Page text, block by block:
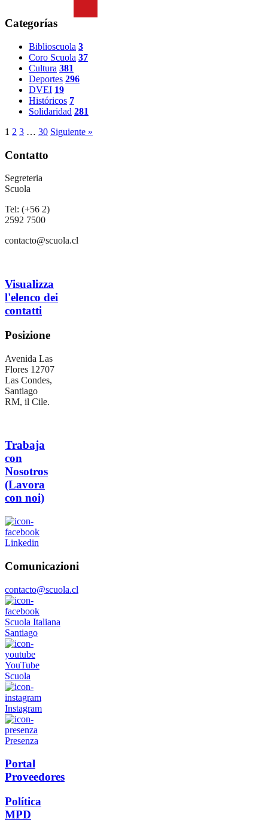
Categorías
Biblioscuola 3
Coro Scuola 37
Cultura 381
Deportes 296
DVEI 19
Históricos 7
Solidaridad 281
1 2 3 … 30 Siguiente »
Contatto
Segreteria
Scuola
Tel: (+56 2)
2592 7500
contacto@scuola.cl
Visualizza
l'elenco dei
contatti
Posizione
Avenida Las
Flores 12707
Las Condes,
Santiago
RM, il Cile.
Trabaja
con
Nosotros
(Lavora
con noi)
Linkedin
Comunicazioni
contacto@scuola.cl
Scuola Italiana
Santiago
YouTube
Scuola
Instagram
Presenza
Portal
Proveedores
Política
MPD